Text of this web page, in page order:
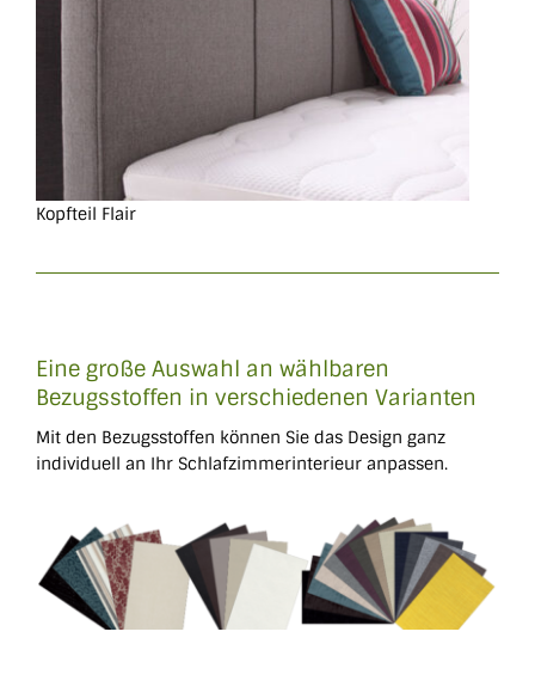
Kopfteil Flair
Eine große Auswahl an wählbaren
Bezugsstoffen in verschiedenen Varianten
Mit den Bezugs­stoffen können Sie das Design ganz
individuell an Ihr Schlaf­zimmer­interieur anpassen.